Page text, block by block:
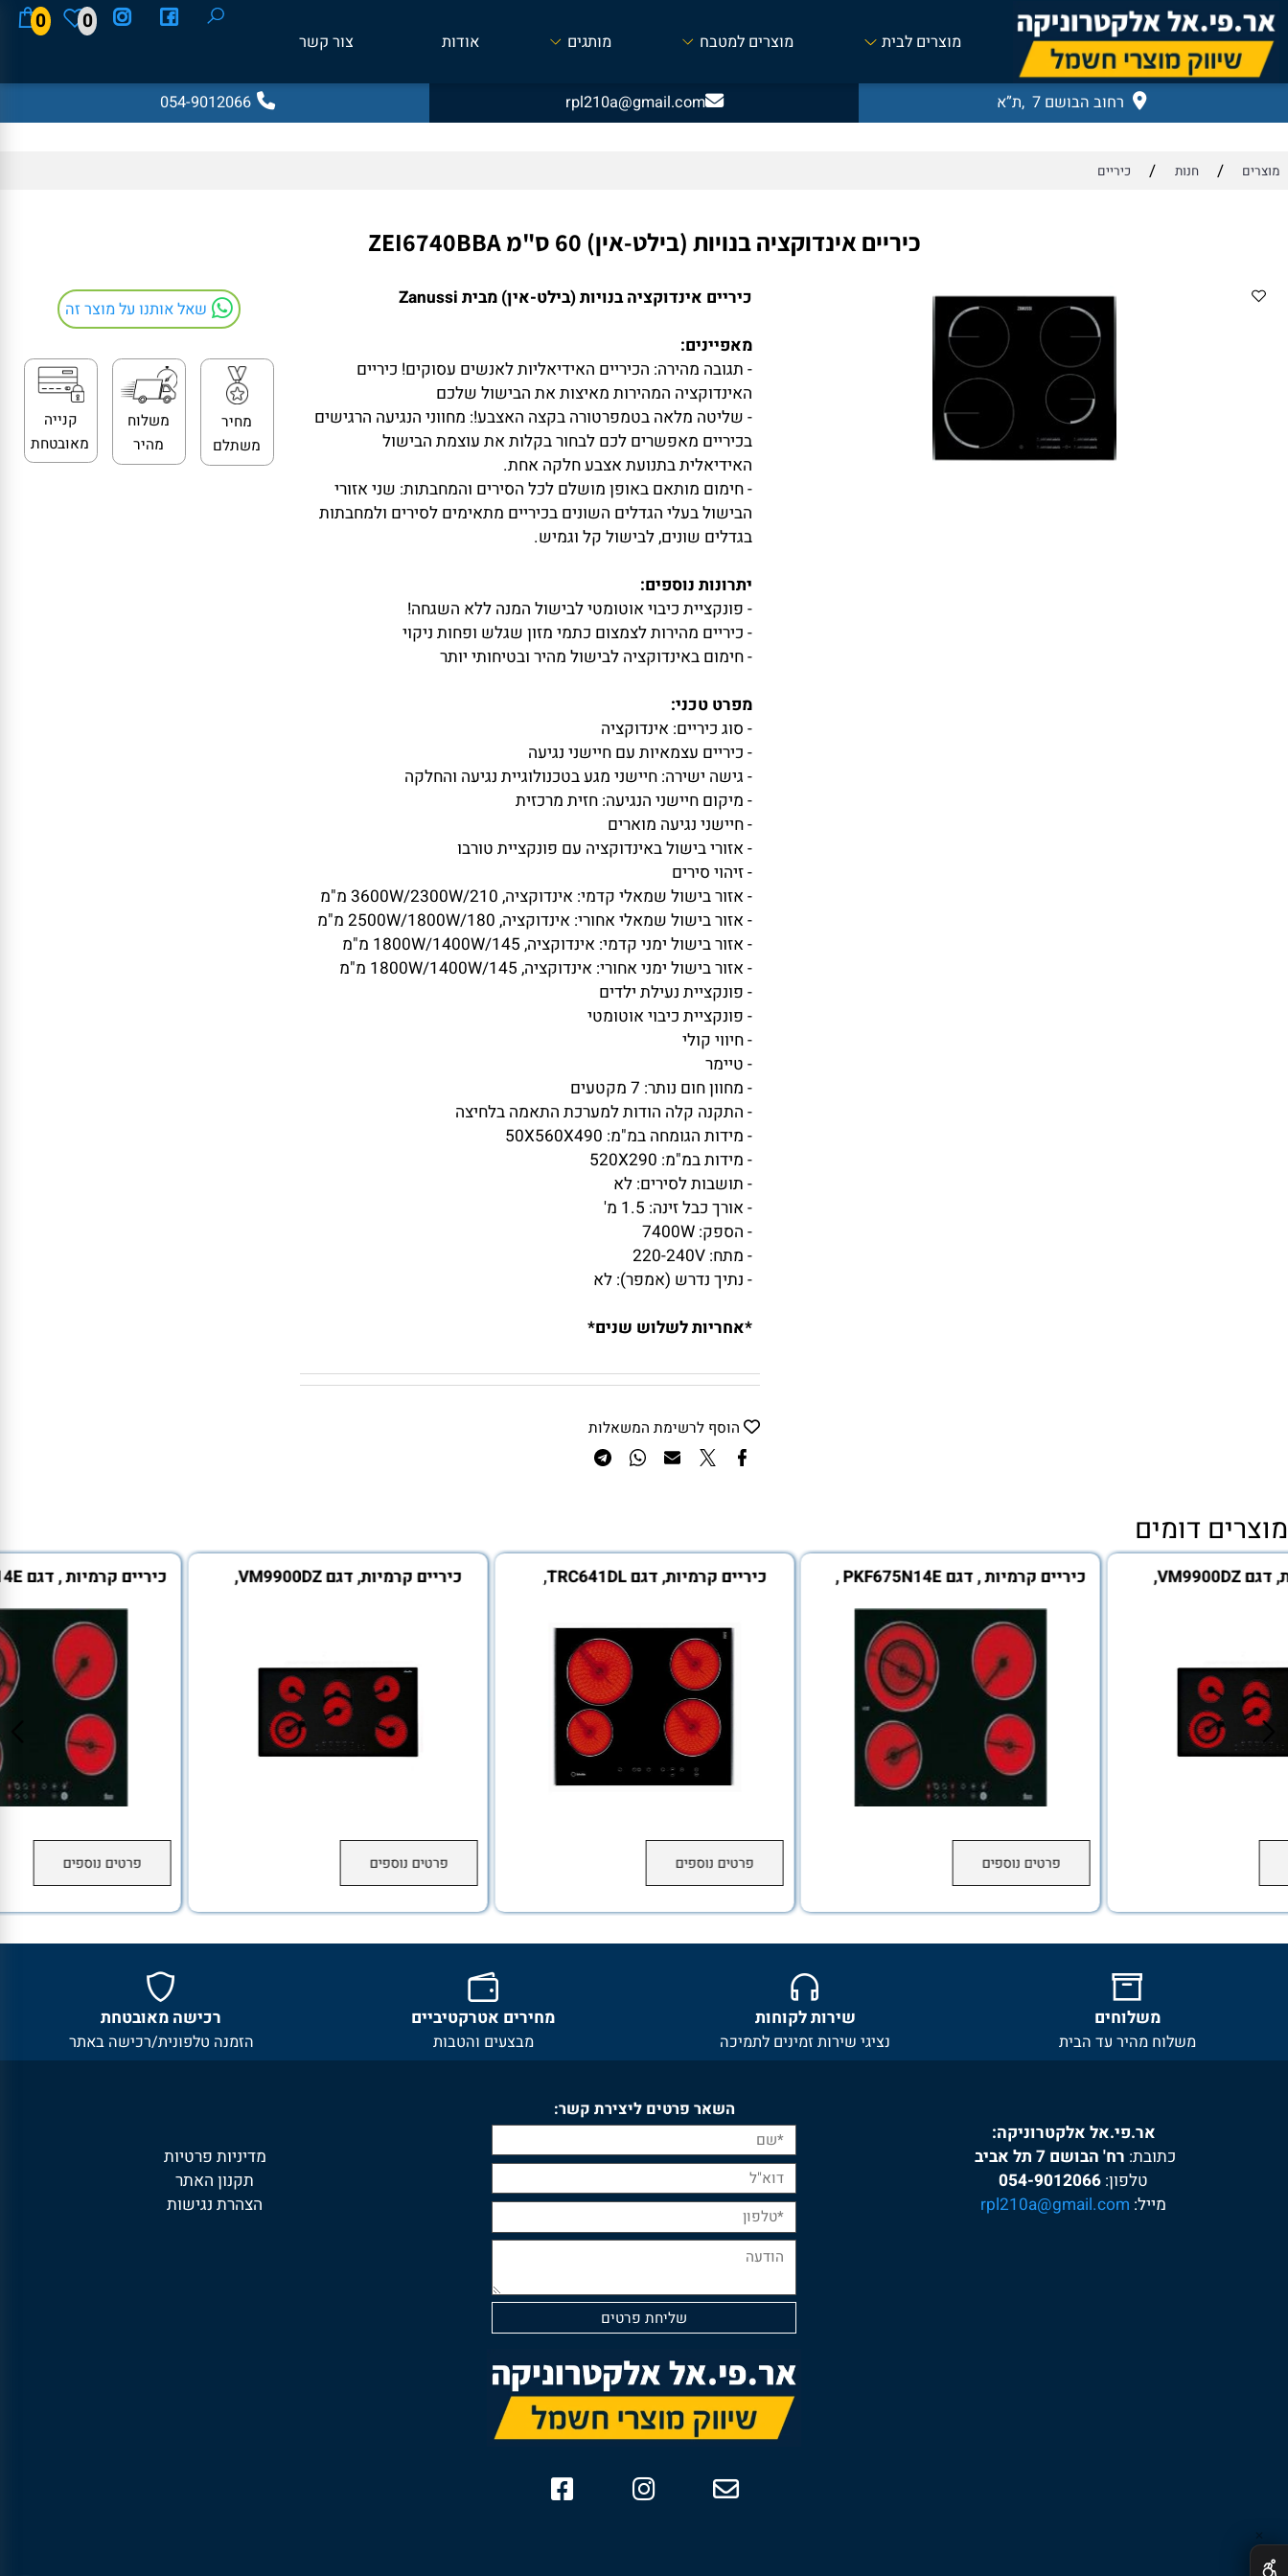
רחוב הבושם 7 ,ת”א rpl210a@gmail.com
054-9012066
0 0
מוצרים לבית מוצרים למטבח מותגים אודות צור קשר
/ חנות / כיריים
כיריים אינדוקציה בנויות (בילט-אין) 60 ס"מ ZEI6740BBA
כיריים אינדוקציה בנויות (בילט-אין) מבית Zanussi
מאפיינים:
- תגובה מהירה: הכיריים האידיאליות לאנשים עסוקים! כיריים
האינדוקציה המהירות מאיצות את הבישול שלכם
- שליטה מלאה בטמפרטורה בקצה האצבע!: מחווני הנגיעה הרגישים
בכיריים מאפשרים לכם לבחור בקלות את עוצמת הבישול
האידיאלית בתנועת אצבע חלקה אחת.
- חימום מותאם באופן מושלם לכל הסירים והמחבתות: שני אזורי
הבישול בעלי הגדלים השונים בכיריים מתאימים לסירים ולמחבתות
יתרונות נוספים:
- פונקציית כיבוי אוטומטי לבישול המנה ללא השגחה!
- כיריים מהירות לצמצום כתמי מזון שגלש ופחות ניקוי
מפרט טכני:
- סוג כיריים: אינדוקציה
- כיריים עצמאיות עם חיישני נגיעה
- גישה ישירה: חיישני מגע בטכנולוגיית נגיעה והחלקה
- מיקום חיישני הנגיעה: חזית מרכזית
- חיישני נגיעה מוארים
- אזורי בישול באינדוקציה עם פונקציית טורבו
- זיהוי סירים
- אזור בישול שמאלי קדמי: אינדוקציה, 3600W/2300W/210 מ"מ
- אזור בישול שמאלי אחורי: אינדוקציה, 2500W/1800W/180 מ"מ
- אזור בישול ימני קדמי: אינדוקציה, 1800W/1400W/145 מ"מ
- אזור בישול ימני אחורי: אינדוקציה, 1800W/1400W/145 מ"מ
- פונקציית נעילת ילדים
- פונקציית כיבוי אוטומטי
- חיווי קולי
- טיימר
- מחוון חום נותר: 7 מקטעים
- התקנה קלה הודות למערכת התאמה בלחיצה
- מידות הגומחה במ"מ: 50X560X490
- מידות במ"מ: 520X290
- תושבות לסירים: לא
- אורך כבל זינה: 1.5 מ'
- הספק: 7400W
- נתיך נדרש (אמפר): לא
*אחריות לשלוש שנים*
שאל אותנו על מוצר זה
מחיר
משתלם
משלוח
מהיר
קנייה
מאובטחת
דומים
בוש
פרטים נוספים
סאוטר
פרטים נוספים
שולטס
פרטים נוספים
כיריים קרמיות , דגם PKF675N14E ,
בוש
פרטים נוספים
משלוח מהיר עד הבית נציגי שירות זמינים לתמיכה
מחירים אטרקטיביים
מבצעים והטבות
אר.פי.אל אלקטרוניקה:
השאר פרטים ליצירת קשר: